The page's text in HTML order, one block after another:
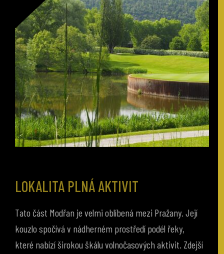
kouzlo spočívá v nádherném prostředí podél řeky,
které nabízí širokou škálu volnočasových aktivit. Zdejší
cyklostezka s malebnou promenádou pod vzrostlými